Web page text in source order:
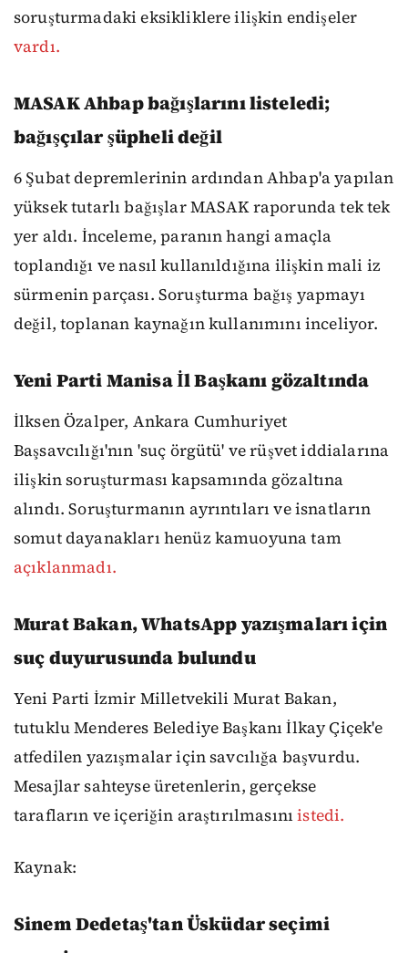
soruşturmadaki eksikliklere ilişkin endişeler
vardı.
MASAK Ahbap bağışlarını listeledi;
bağışçılar şüpheli değil
6 Şubat depremlerinin ardından Ahbap'a yapılan
yüksek tutarlı bağışlar MASAK raporunda tek tek
yer aldı. İnceleme, paranın hangi amaçla
toplandığı ve nasıl kullanıldığına ilişkin mali iz
sürmenin parçası. Soruşturma bağış yapmayı
değil, toplanan kaynağın kullanımını inceliyor.
Yeni Parti Manisa İl Başkanı gözaltında
İlksen Özalper, Ankara Cumhuriyet
Başsavcılığı'nın 'suç örgütü' ve rüşvet iddialarına
ilişkin soruşturması kapsamında gözaltına
alındı. Soruşturmanın ayrıntıları ve isnatların
somut dayanakları henüz kamuoyuna tam
açıklanmadı.
Murat Bakan, WhatsApp yazışmaları için
suç duyurusunda bulundu
Yeni Parti İzmir Milletvekili Murat Bakan,
tutuklu Menderes Belediye Başkanı İlkay Çiçek'e
atfedilen yazışmalar için savcılığa başvurdu.
Mesajlar sahteyse üretenlerin, gerçekse
tarafların ve içeriğin araştırılmasınıistedi.
Kaynak:
Sinem Dedetaş'tan Üsküdar seçimi